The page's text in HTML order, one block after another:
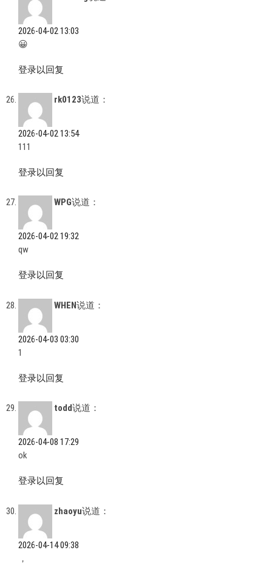
2026-04-02 13:03
😀
登录以回复
rk0123说道：
2026-04-02 13:54
111
登录以回复
WPG说道：
2026-04-02 19:32
qw
登录以回复
WHEN说道：
2026-04-03 03:30
1
登录以回复
todd说道：
2026-04-08 17:29
ok
登录以回复
zhaoyu说道：
2026-04-14 09:38
，